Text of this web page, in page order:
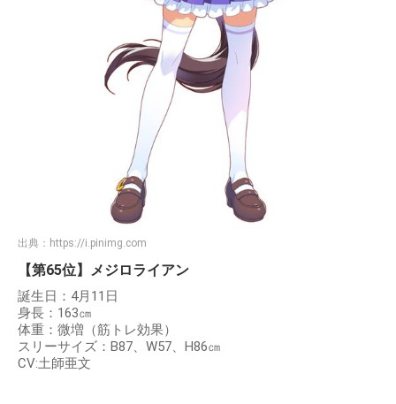
出典： https://i.pinimg.com
【第65位】メジロライアン
誕生日：4月11日
身長：163㎝
体重：微増（筋トレ効果）
スリーサイズ：B87、W57、H86㎝
CV:土師亜文